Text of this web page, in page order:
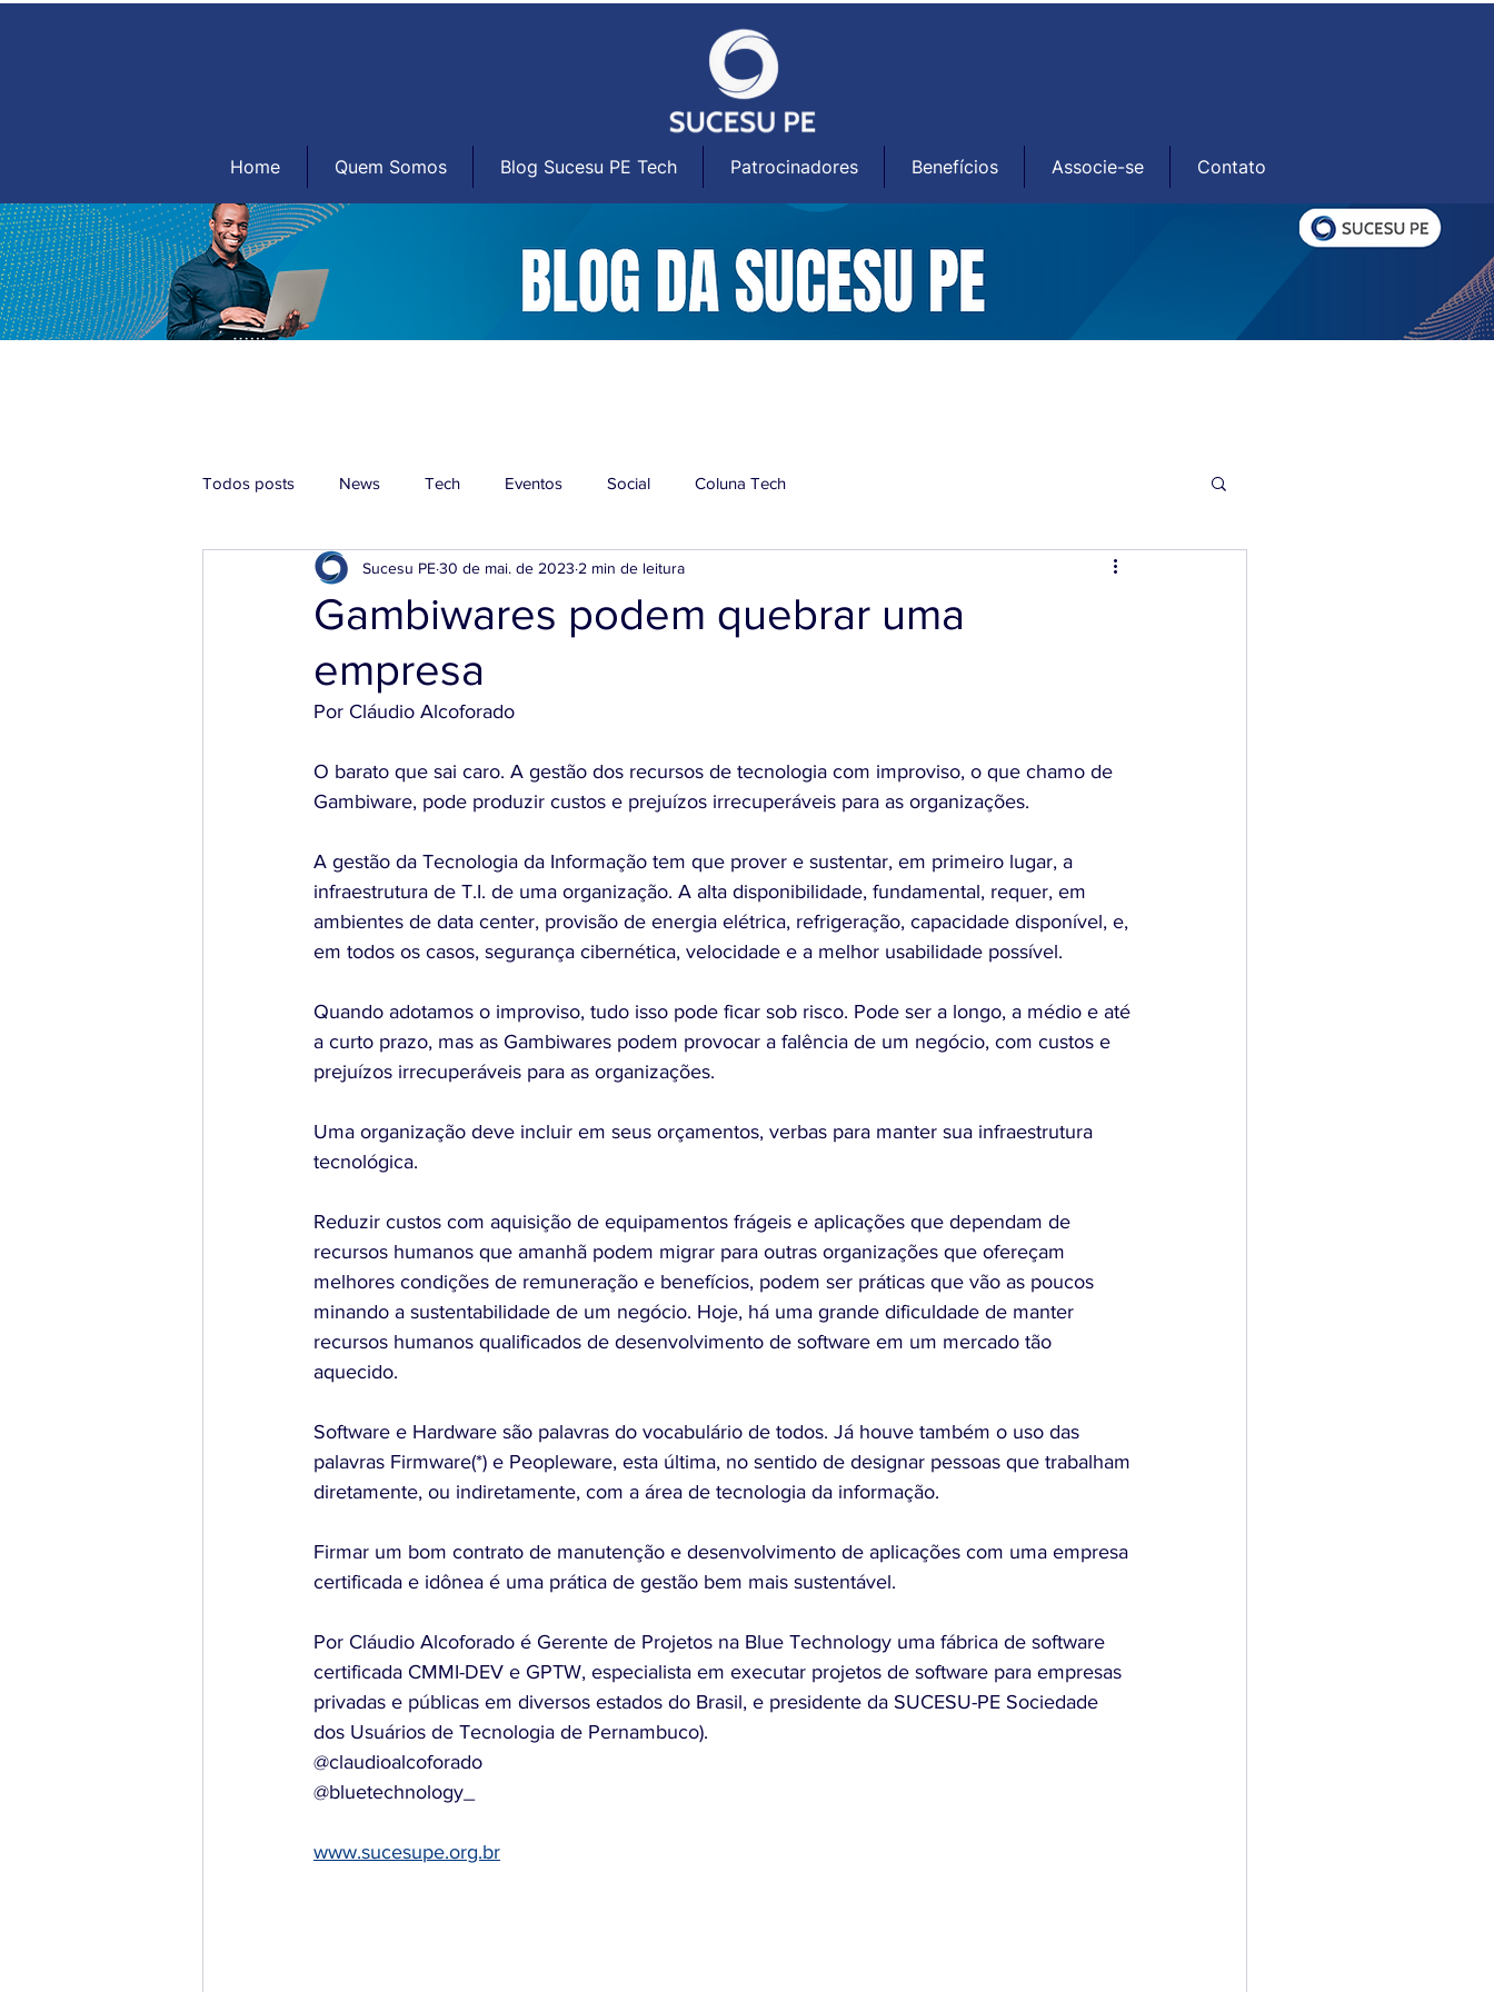
Home Quem Somos Blog Sucesu PE Tech Patrocinadores Benefícios Associe-se Contato
Todos posts News Tech Eventos Social Coluna Tech
Gambiwares podem quebrar uma
empresa
Sucesu PE30 de mai. de 2023 2 min de leitura
Por Cláudio Alcoforado
O barato que sai caro. A gestão dos recursos de tecnologia com improviso, o que chamo de
Gambiware, pode produzir custos e prejuízos irrecuperáveis para as organizações.
A gestão da Tecnologia da Informação tem que prover e sustentar, em primeiro lugar, a
infraestrutura de T.I. de uma organização. A alta disponibilidade, fundamental, requer, em
ambientes de data center, provisão de energia elétrica, refrigeração, capacidade disponível, e,
em todos os casos, segurança cibernética, velocidade e a melhor usabilidade possível.
Quando adotamos o improviso, tudo isso pode ficar sob risco. Pode ser a longo, a médio e até
a curto prazo, mas as Gambiwares podem provocar a falência de um negócio, com custos e
prejuízos irrecuperáveis para as organizações.
Uma organização deve incluir em seus orçamentos, verbas para manter sua infraestrutura
tecnológica.
Reduzir custos com aquisição de equipamentos frágeis e aplicações que dependam de
recursos humanos que amanhã podem migrar para outras organizações que ofereçam
melhores condições de remuneração e benefícios, podem ser práticas que vão as poucos
minando a sustentabilidade de um negócio. Hoje, há uma grande dificuldade de manter
recursos humanos qualificados de desenvolvimento de software em um mercado tão
aquecido.
Software e Hardware são palavras do vocabulário de todos. Já houve também o uso das
palavras Firmware(*) e Peopleware, esta última, no sentido de designar pessoas que trabalham
diretamente, ou indiretamente, com a área de tecnologia da informação.
Firmar um bom contrato de manutenção e desenvolvimento de aplicações com uma empresa
certificada e idônea é uma prática de gestão bem mais sustentável.
Por Cláudio Alcoforado é Gerente de Projetos na Blue Technology uma fábrica de software
certificada CMMI-DEV e GPTW, especialista em executar projetos de software para empresas
privadas e públicas em diversos estados do Brasil, e presidente da SUCESU-PE Sociedade
dos Usuários de Tecnologia de Pernambuco).
@claudioalcoforado
@bluetechnology_
www.sucesupe.org.br